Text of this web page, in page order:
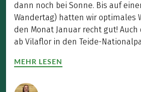
dann noch bei Sonne. Bis auf
Wandertag) hatten wir optimales
den Monat Januar recht gut!
ab Vilaflor in den Teide-
MEHR LESEN